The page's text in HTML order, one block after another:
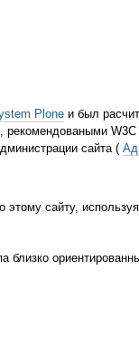
Plone и был
рекомендоваными
сайта (
сайту, используя
близко